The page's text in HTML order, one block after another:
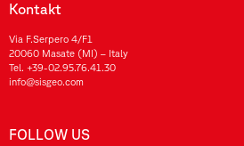
Kontakt
Via F.Serpero 4/F1
20060 Masate (MI) – Italy
Tel. +39-02.95.76.41.30
info@sisgeo.com
FOLLOW US